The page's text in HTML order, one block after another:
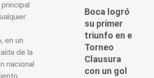
en un
de la
nacional
Boca logró
su primer
triunfo en el
Torneo
Clausura
con un gol